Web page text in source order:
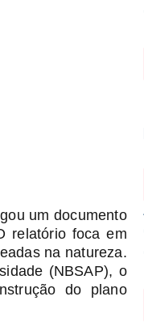
um documento
relatório foca em
na natureza.
(NBSAP), o
do plano